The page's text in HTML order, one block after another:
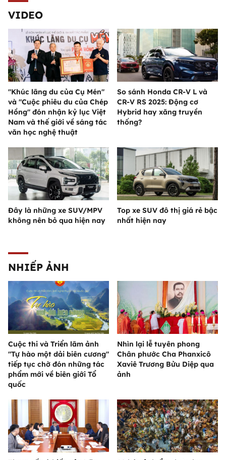
VIDEO
"Khúc lãng du của Cụ Mén"
và "Cuộc phiêu du của Chép
Hồng" đón nhận kỷ lục Việt
Nam và thế giới về sáng tác
văn học nghệ thuật
So sánh Honda CR-V L và
CR-V RS 2025: Động cơ
Hybrid hay xăng truyền
thống?
Đây là những xe SUV/MPV
không nên bỏ qua hiện nay
Top xe SUV đô thị giá rẻ bậc
nhất hiện nay
NHIẾP ẢNH
Cuộc thi và Triển lãm ảnh
"Tự hào một dải biên cương"
tiếp tục chờ đón những tác
phẩm mới về biên giới Tổ
quốc
Nhìn lại lễ tuyên phong
Chân phước Cha Phanxicô
Xaviê Trương Bửu Diệp qua
ảnh